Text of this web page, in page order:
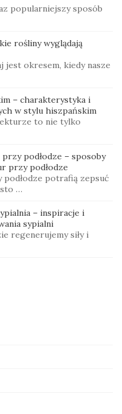
popularniejszy sposób
rośliny wyglądają
jest okresem, kiedy nasze
– charakterystyka i
w stylu hiszpańskim
to nie tylko
podłodze – sposoby
przy podłodze
potrafią zepsuć
…
– inspiracje i
sypialni
regenerujemy siły i